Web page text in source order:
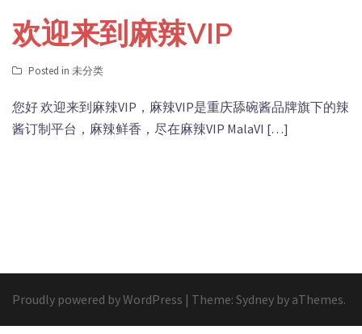
欢迎来到麻辣VIP
Posted in 未分类
您好 欢迎来到麻辣VIP，麻辣VIP是重庆舔碗酱品牌旗下的辣
酱订制平台，麻辣鲜香，尽在麻辣VIP MalaVI […]
Proudly powered by WordPress | Theme: Sydney by aThemes.